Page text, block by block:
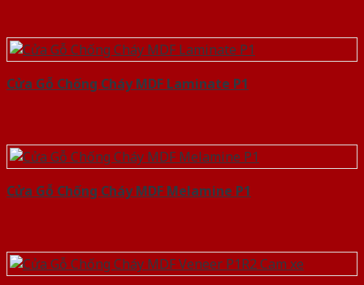
Cửa Gỗ Chống Cháy MDF Laminate P1
Cửa Gỗ Chống Cháy MDF Melamine P1